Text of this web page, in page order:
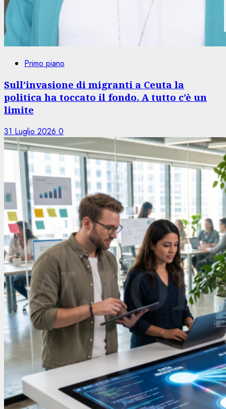
Primo piano
Sull’invasione di migranti a Ceuta la
politica ha toccato il fondo. A tutto c’è un
limite
31 Luglio 2026 0